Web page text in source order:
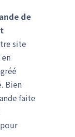
de
site
Bien
faite